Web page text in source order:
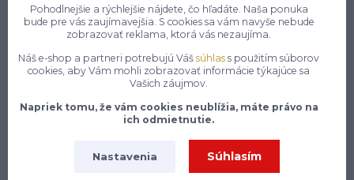
Konečne e-shop, kde nemusíte
vyberať medzi kvalitou a cenou,
Pohodlnejšie a rýchlejšie nájdete, čo hľadáte. Naša ponuka
bude pre vás zaujímavejšia. S cookies sa vám navyše nebude
zobrazovať reklama, ktorá vás nezaujíma.
Náš e-shop a partneri potrebujú Vášsúhlas s použitím súborov
cookies, aby Vám mohli zobrazovať informácie týkajúce sa
Vašich záujmov.
Napriek tomu, že vám cookies neublížia, máte právo na
ich odmietnutie.
Nastavenia Súhlasím